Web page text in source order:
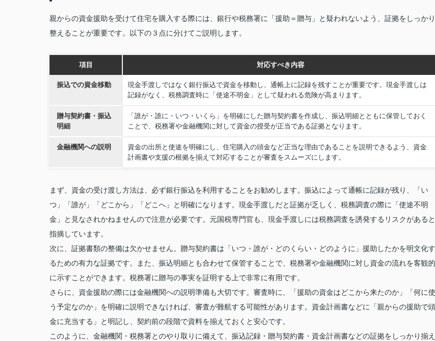
親からの資金援助を受けて住宅を購入する際には、銀行や税務署に「援助＝贈与」と疑われないよう、証拠をしっかり
整えることが重要です。以下の３点に分けてご説明します。
項目 対応すべき内容
振込での資金移動
現金手渡しではなく銀行振込で資金を移動し、通帳上に記録を残すことが重要です。現金手渡しは
記録がなく、税務調査時に「使途不明金」として疑われる危険が高まります。
贈与契約書・振込
明細
「誰が・誰に・いつ・いくら」を明確にした贈与契約書を作成し、振込明細とともに保管しておく
ことで、税務署や金融機関に対して資金の授受が正当である証拠となります。
金融機関への説明
資金の出所と使途を明確にし、住宅購入の頭金など正当な理由であることを説明できるよう、資金
計画書や支援の根拠を揃えて対応することが審査をスムーズにします。
まず、資金の受け渡し方法は、必ず銀行振込を利用することをお勧めします。振込によって通帳に記録が残り、「い
つ」「誰が」「どこから」「どこへ」と明確になります。現金手渡しだと証拠が乏しく、税務調査の際に「使途不明
金」と見なされかねませんので注意が必要です。元国税専門官も、現金手渡しには税務調査を誘発するリスクがあると
指摘しています。
次に、証拠書類の整備は欠かせません。贈与契約書は「いつ・誰が・どのくらい・どのように」援助したかを明文化す
るための有力な証拠です。また、振込明細とも合わせて保管することで、税務署や金融機関に対し資金の流れを客観的
に示すことができます。税務署に贈与の事実を証明する上で非常に有用です。
さらに、資金援助の際には金融機関への説明準備も大切です。審査時に、「援助の資金はどこから来たのか」「何に使
う予定なのか」を明確に説明できなければ、審査が難航する可能性があります。資金計画書などに「親からの援助で頭
金に充当する」と明記し、契約前の段階で資料を揃えておくと安心です。
このように、金融機関・税務署とのやり取りに備えて、振込記録・贈与契約書・資金計画書などの証拠をしっかり揃え